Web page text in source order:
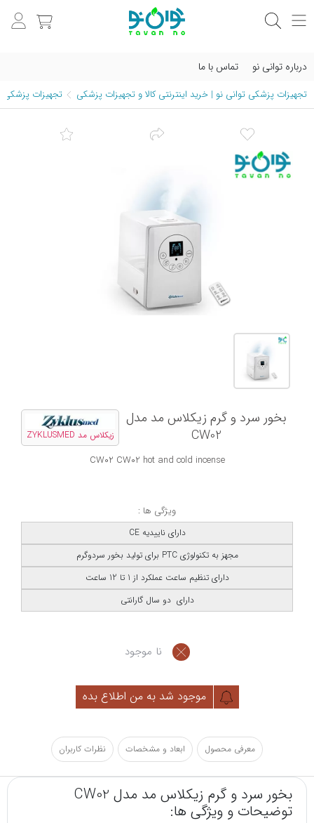
درباره توانی نو تماس با ما
تجهیزات پزشکی توانی نو | خرید اینترنتی کالا و تجهیزات پزشکی تجهیزات پزشکی
زیکلاس مد ZYKLUSMED
بخور سرد و گرم زیکلاس مد مدل
CW02
CW02 CW02 hot and cold incense
ویژگی ها :
دارای ناییدیه CE
مجهز به تکنولوژی PTC برای تولید بخور سردوگرم
دارای تنظیم ساعت عملکرد از 1 تا 12 ساعت
دارای دو سال گارانتی
نا موجود
موجود شد به من اطلاع بده
معرفی محصول ابعاد و مشخصات نظرات کاربران
بخور سرد و گرم زیکلاس مد مدل CW02
توضیحات و ویژگی ها: